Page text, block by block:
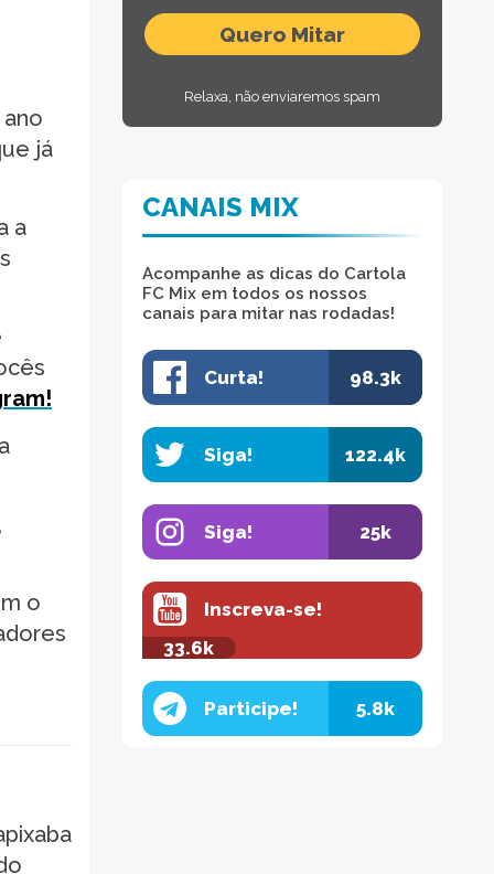
já
a
o
Relaxa, não enviaremos spam
CANAIS MIX
Acompanhe as dicas do Cartola
FC Mix em todos os nossos
canais para mitar nas rodadas!
Curta! 98.3k
Siga! 122.4k
Siga! 25k
Inscreva-se!
33.6k
Participe! 5.8k